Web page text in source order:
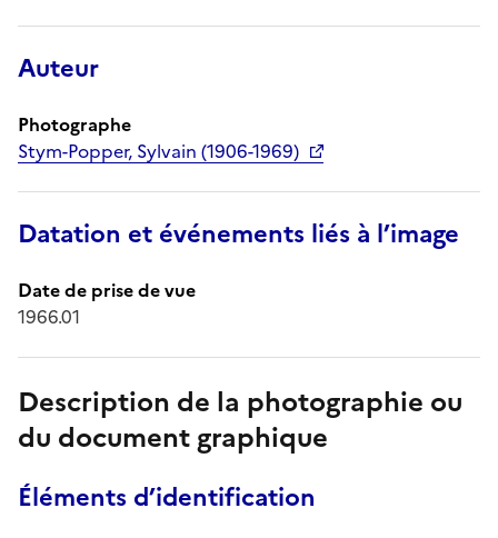
Auteur
Photographe
Stym-Popper, Sylvain (1906-1969)
Datation et événements liés à l’image
Date de prise de vue
1966.01
Description de la photographie ou
du document graphique
Éléments d’identification